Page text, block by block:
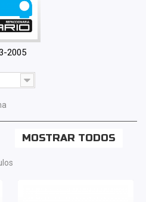
2005
MOSTRAR TODOS